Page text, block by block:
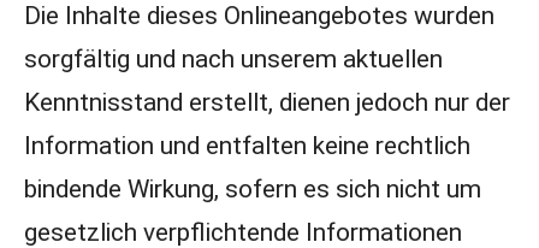
Die Inhalte dieses Onlineangebotes wurden
sorgfältig und nach unserem aktuellen
Kenntnisstand erstellt, dienen jedoch nur der
Information und entfalten keine rechtlich
bindende Wirkung, sofern es sich nicht um
gesetzlich verpflichtende Informationen